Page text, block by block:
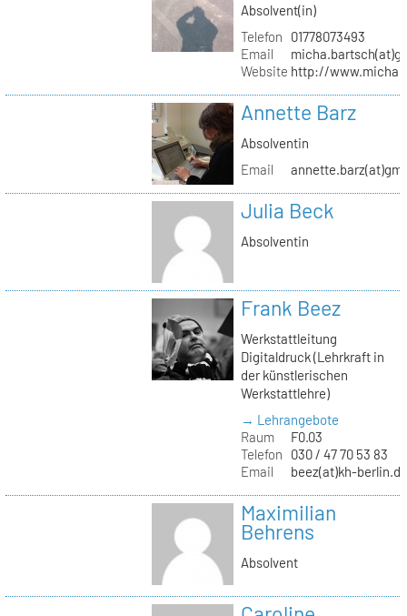
Absolvent(in)
Telefon
01778073493
Email
Website http://
Annette Barz
Absolventin
Email
Julia Beck
Absolventin
Frank Beez
Werkstattleitung
Digitaldruck (Lehrkraft in
der künstlerischen
Werkstattlehre)
→ Lehrangebote
Raum
F0.03
Telefon
030 / 47 70 53 83
Email
beez(at)kh-
Maximilian
Behrens
Absolvent